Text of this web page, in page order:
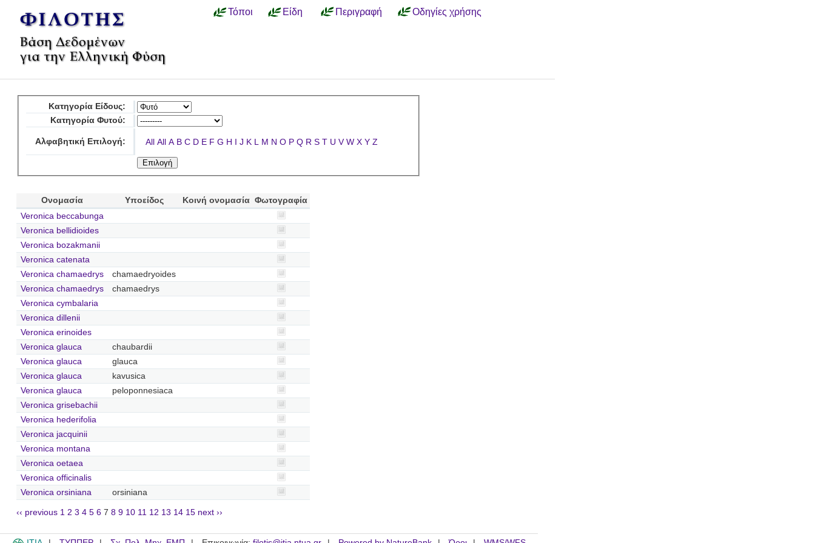
Τόποι Είδη Περιγραφή Οδηγίες χρήσης
Κατηγορία Είδους:
Κατηγορία Φυτού:
Αλφαβητική Επιλογή: All All A B C D E F G H I J K L M N O P Q R S T U V W X Y Z
Ονομασία Υποείδος Κοινή ονομασία Φωτογραφία
Veronica beccabunga
Veronica bellidioides
Veronica bozakmanii
Veronica catenata
Veronica chamaedrys
chamaedryoides
Veronica chamaedrys
chamaedrys
Veronica cymbalaria
Veronica dillenii
Veronica erinoides
Veronica glauca
chaubardii
Veronica glauca
glauca
Veronica glauca
kavusica
Veronica glauca
peloponnesiaca
Veronica grisebachii
Veronica hederifolia
Veronica jacquinii
Veronica montana
Veronica oetaea
Veronica officinalis
Veronica orsiniana
orsiniana
‹‹ previous 1 2 3 4 5 6 7 8 9 10 11 12 13 14 15 next ››